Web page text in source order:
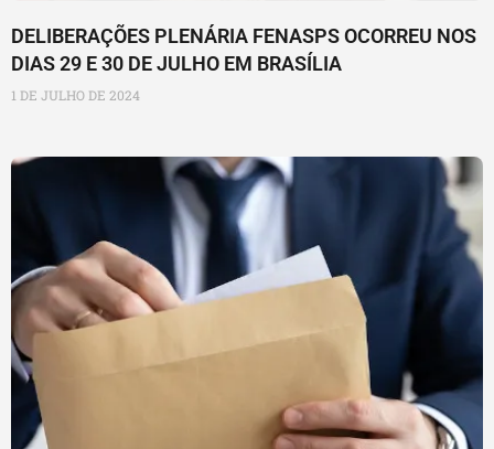
DELIBERAÇÕES PLENÁRIA FENASPS OCORREU NOS
DIAS 29 E 30 DE JULHO EM BRASÍLIA
1 DE JULHO DE 2024